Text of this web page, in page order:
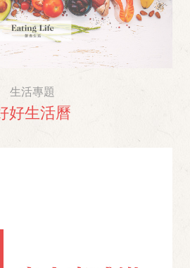
生活專題
好生活曆